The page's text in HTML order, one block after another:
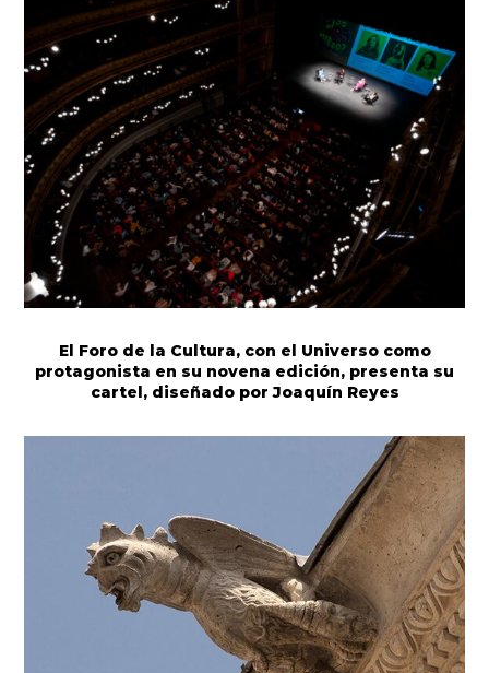
El Foro de la Cultura, con el Universo como
protagonista en su novena edición, presenta su
cartel, diseñado por Joaquín Reyes